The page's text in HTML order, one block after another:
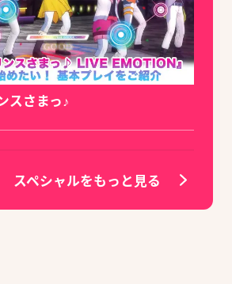
スさまっ♪
スペシャルをもっと見る